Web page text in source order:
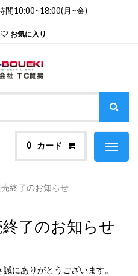
間10:00~18:00(月~金)
お気に入り
0 カード
Toggle
終了のお知らせ
了のお知らせ
にありがとうございます。